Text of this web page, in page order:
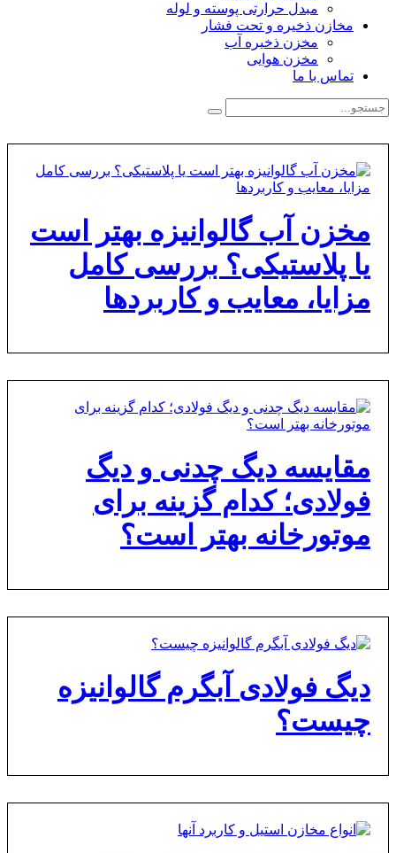
مبدل حرارتی پوسته و لوله
مخازن ذخیره و تحت فشار
مخزن ذخیره آب
مخزن هوایی
تماس با ما
مخزن آب گالوانیزه بهتر است
یا پلاستیکی؟ بررسی کامل
مزایا، معایب و کاربردها
مقایسه دیگ چدنی و دیگ
فولادی؛ کدام گزینه برای
موتورخانه بهتر است؟
دیگ فولادی آبگرم گالوانیزه
چیست؟